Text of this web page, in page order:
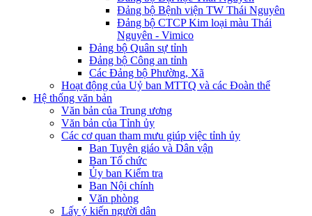
Đảng bộ Bệnh viện TW Thái Nguyên
Đảng bộ CTCP Kim loại màu Thái
Nguyên - Vimico
Đảng bộ Quân sự tỉnh
Đảng bộ Công an tỉnh
Các Đảng bộ Phường, Xã
Hoạt động của Uỷ ban MTTQ và các Đoàn thể
Hệ thống văn bản
Văn bản của Trung ương
Văn bản của Tỉnh ủy
Các cơ quan tham mưu giúp việc tỉnh ủy
Ban Tuyên giáo và Dân vận
Ban Tổ chức
Ủy ban Kiểm tra
Ban Nội chính
Văn phòng
Lấy ý kiến người dân